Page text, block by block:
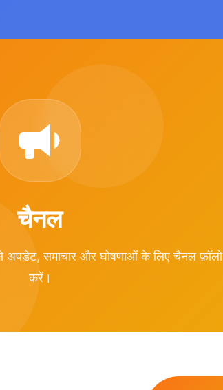
चैनल
अपडेट, समाचार और घोषणाओं के लिए चैनल फ़ॉलो
करें।